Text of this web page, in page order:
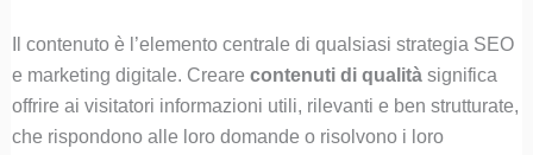
Il contenuto è l’elemento centrale di qualsiasi strategia SEO
e marketing digitale. Creare contenuti di qualitàsignifica
offrire ai visitatori informazioni utili, rilevanti e ben strutturate,
che rispondono alle loro domande o risolvono i loro